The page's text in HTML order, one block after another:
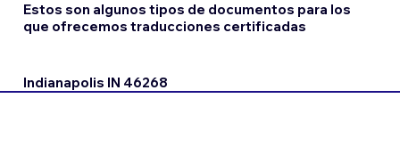
Estos son algunos tipos de documentos para los
que ofrecemos traducciones certificadas
Indianapolis IN 46268